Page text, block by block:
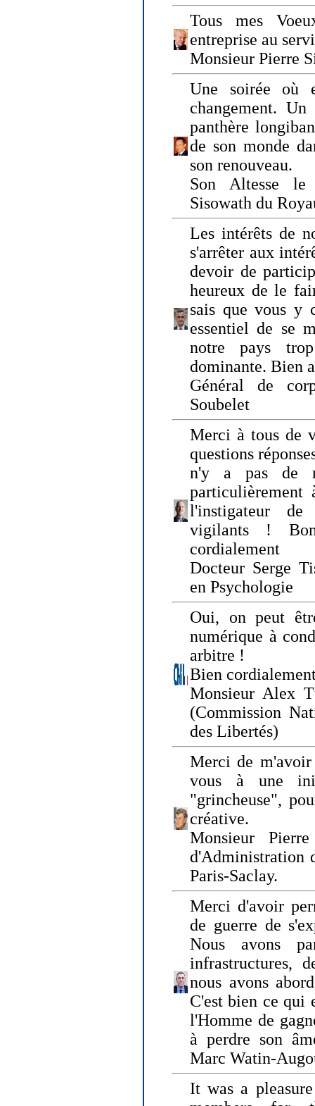
Tous mes
entreprise au
Monsieur Pierre
Une soirée où
changement.
panthère
de son monde
son renouveau.
Son Altesse le
Sisowath du
Les intérêts de
s'arrêter aux
devoir de
heureux de le
sais que vous y
essentiel de se
notre pays
dominante. Bien
Général de
Soubelet
Merci à tous de
questions
n'y a pas de
l'instigateur de
vigilants !
cordialement
Docteur Serge
en Psychologie
Oui, on peut
numérique à
arbitre !
Bien
Monsieur Alex
(Commission
des Libertés)
Merci de
vous à une
"grincheuse",
créative.
Monsieur
d'Administration
Paris-Saclay.
Merci d'avoir
de guerre de
Nous avons
infrastructures,
nous avons
C'est bien ce qui
l'Homme de
à perdre son
Marc Watin-
It was a